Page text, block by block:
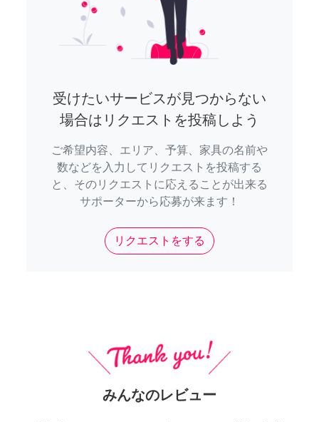
受けたいサービスが見つからない
場合はリクエストを投稿しよう
ご希望内容、エリア、予算、家具の名前や
数などを入力してリクエストを投稿する
と、そのリクエストに応えることが出来る
サポーターから応募が来ます！
リクエストをする
みんなのレビュー